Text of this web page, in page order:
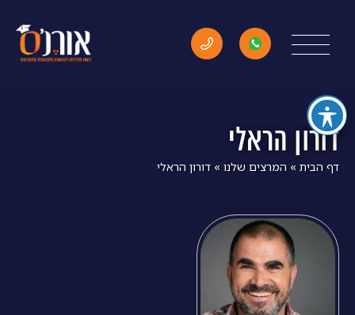
דורון הראלי
דף הבית » המרצים שלנו » דורון הראלי